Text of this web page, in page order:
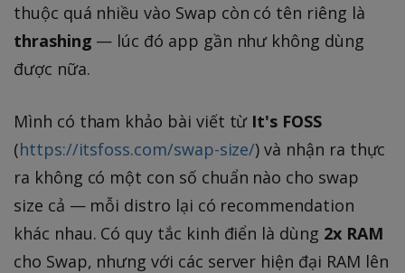
thuộc quá nhiều vào Swap còn có tên riêng là
thrashing — lúc đó app gần như không dùng
được nữa.
Mình có tham khảo bài viết từ It's FOSS
(https://itsfoss.com/swap-size/) và nhận ra thực
ra không có một con số chuẩn nào cho swap
size cả — mỗi distro lại có recommendation
khác nhau. Có quy tắc kinh điển là dùng 2x RAM
cho Swap, nhưng với các server hiện đại RAM lên